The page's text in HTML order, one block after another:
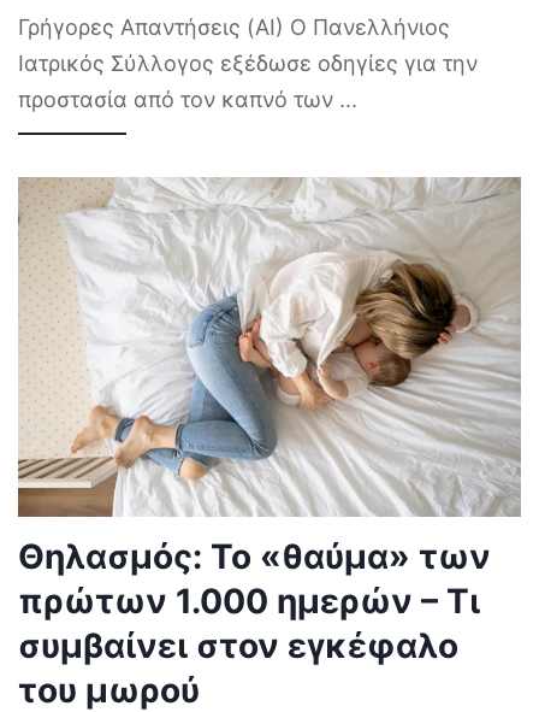
Γρήγορες Απαντήσεις (AI) Ο Πανελλήνιος
Ιατρικός Σύλλογος εξέδωσε οδηγίες για την
προστασία από τον καπνό των ...
Θηλασμός: Το «θαύμα» των
πρώτων 1.000 ημερών – Τι
συμβαίνει στον εγκέφαλο
του μωρού